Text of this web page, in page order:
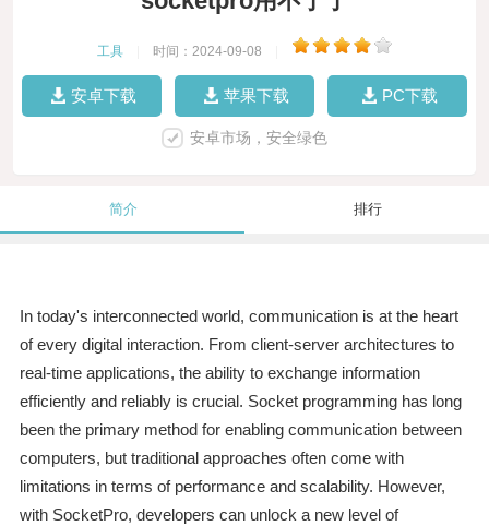
工具 时间：2024-09-08
安卓下载 苹果下载 PC下载
安卓市场，安全绿色
简介 排行
In today's interconnected world, communication is at the heart
of every digital interaction. From client-server architectures to
real-time applications, the ability to exchange information
efficiently and reliably is crucial. Socket programming has long
been the primary method for enabling communication between
computers, but traditional approaches often come with
limitations in terms of performance and scalability. However,
with SocketPro, developers can unlock a new level of